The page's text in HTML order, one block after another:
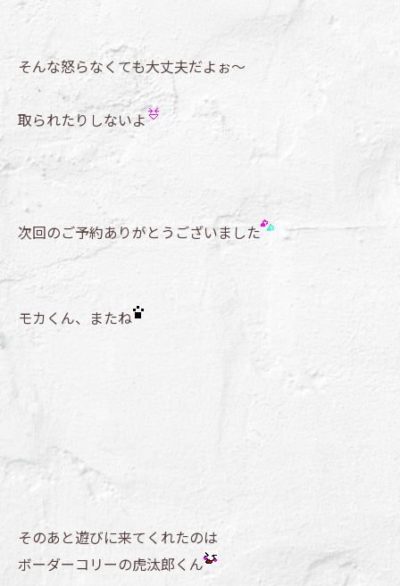
そんな怒らなくても大丈夫だよぉ～
取られたりしないよ
次回のご予約ありがとうございました
モカくん、またね
そのあと遊びに来てくれたのは
ボーダーコリーの虎汰郎くん